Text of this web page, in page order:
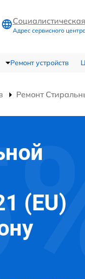
Адрес сервисного
Ремонт устройств
Ремонт
(EU)